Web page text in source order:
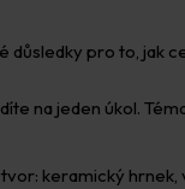
pro to, jak
na jeden úkol.
keramický